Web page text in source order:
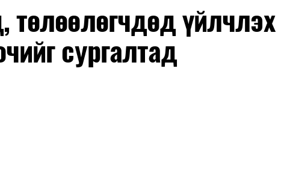
төлөөлөгчдөд үйлчлэх
сургалтад